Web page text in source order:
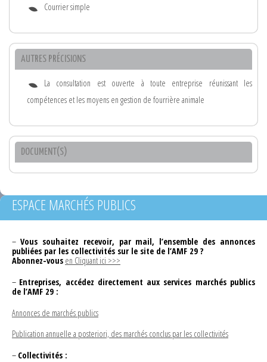
Courrier simple
AUTRES PRÉCISIONS
La consultation est ouverte à toute entreprise réunissant les
compétences et les moyens en gestion de fourrière animale
DOCUMENT(S)
ESPACE MARCHÉS PUBLICS
– Vous souhaitez recevoir, par mail, l’ensemble des annonces
publiées par les collectivités sur le site de l’AMF 29 ?
Abonnez-vous en Cliquant ici >>>
– Entreprises, accédez directement aux services marchés publics
de l’AMF 29 :
Annonces de marchés publics
Publication annuelle a posteriori, des marchés conclus par les collectivités
– Collectivités :